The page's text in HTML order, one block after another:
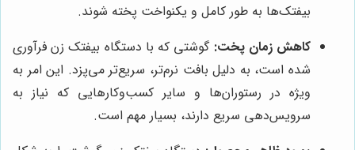
بیفتک‌ها به طور کامل و یکنواخت پخته شوند.
کاهش زمان پخت: گوشتی که با دستگاه بیفتک زن فرآوری
شده است، به دلیل بافت نرم‌تر، سریع‌تر می‌پزد. این امر به
ویژه در رستوران‌ها و سایر کسب‌وکارهایی که نیاز به
سرویس‌دهی سریع دارند، بسیار مهم است.